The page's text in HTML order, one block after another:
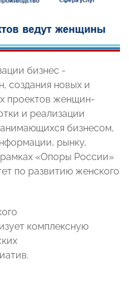
бизнес -
создания новых и
проектов женщин-
и реализации
бизнесом,
рынку,
«Опоры России»
по развитию женского
комплексную